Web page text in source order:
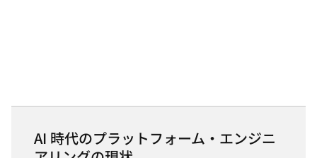
AI 時代のプラットフォーム・エンジニ